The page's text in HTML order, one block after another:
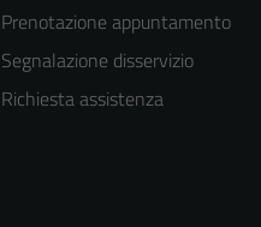
Prenotazione appuntamento
Segnalazione disservizio
Richiesta assistenza